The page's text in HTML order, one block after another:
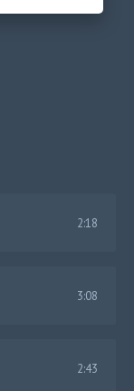
2:18
3:08
2:43